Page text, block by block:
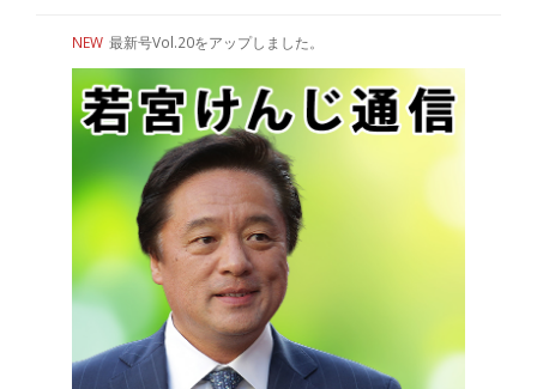
NEW 最新号Vol.20をアップしました。